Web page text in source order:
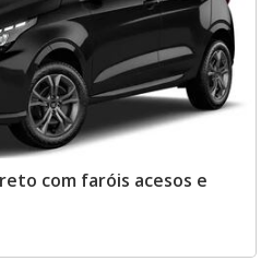
com faróis acesos e